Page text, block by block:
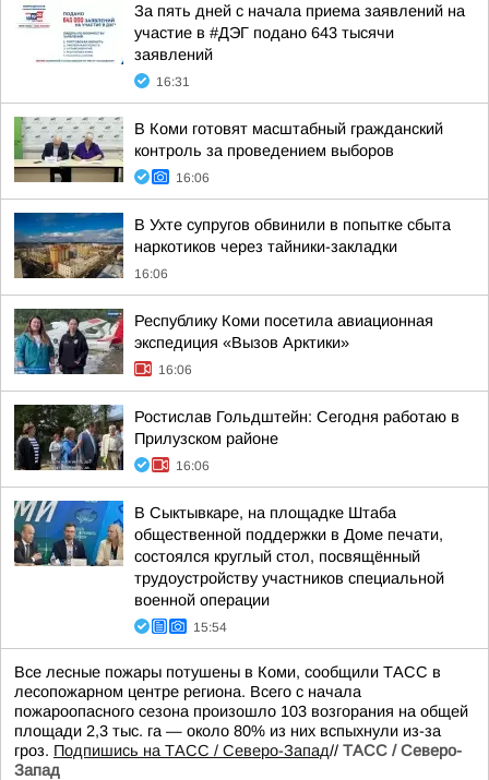
За пять дней с начала приема заявлений на
участие в #ДЭГ подано 643 тысячи
заявлений
16:31
В Коми готовят масштабный гражданский
контроль за проведением выборов
16:06
В Ухте супругов обвинили в попытке сбыта
наркотиков через тайники-закладки
16:06
Республику Коми посетила авиационная
экспедиция «Вызов Арктики»
16:06
Ростислав Гольдштейн: Сегодня работаю в
Прилузском районе
16:06
В Сыктывкаре, на площадке Штаба
общественной поддержки в Доме печати,
состоялся круглый стол, посвящённый
трудоустройству участников специальной
военной операции
15:54
Все лесные пожары потушены в Коми, сообщили ТАСС в
лесопожарном центре региона. Всего с начала
пожароопасного сезона произошло 103 возгорания на общей
площади 2,3 тыс. га — около 80% из них вспыхнули из-за
гроз. Подпишись на ТАСС / Северо-Запад// ТАСС / Северо-
Запад